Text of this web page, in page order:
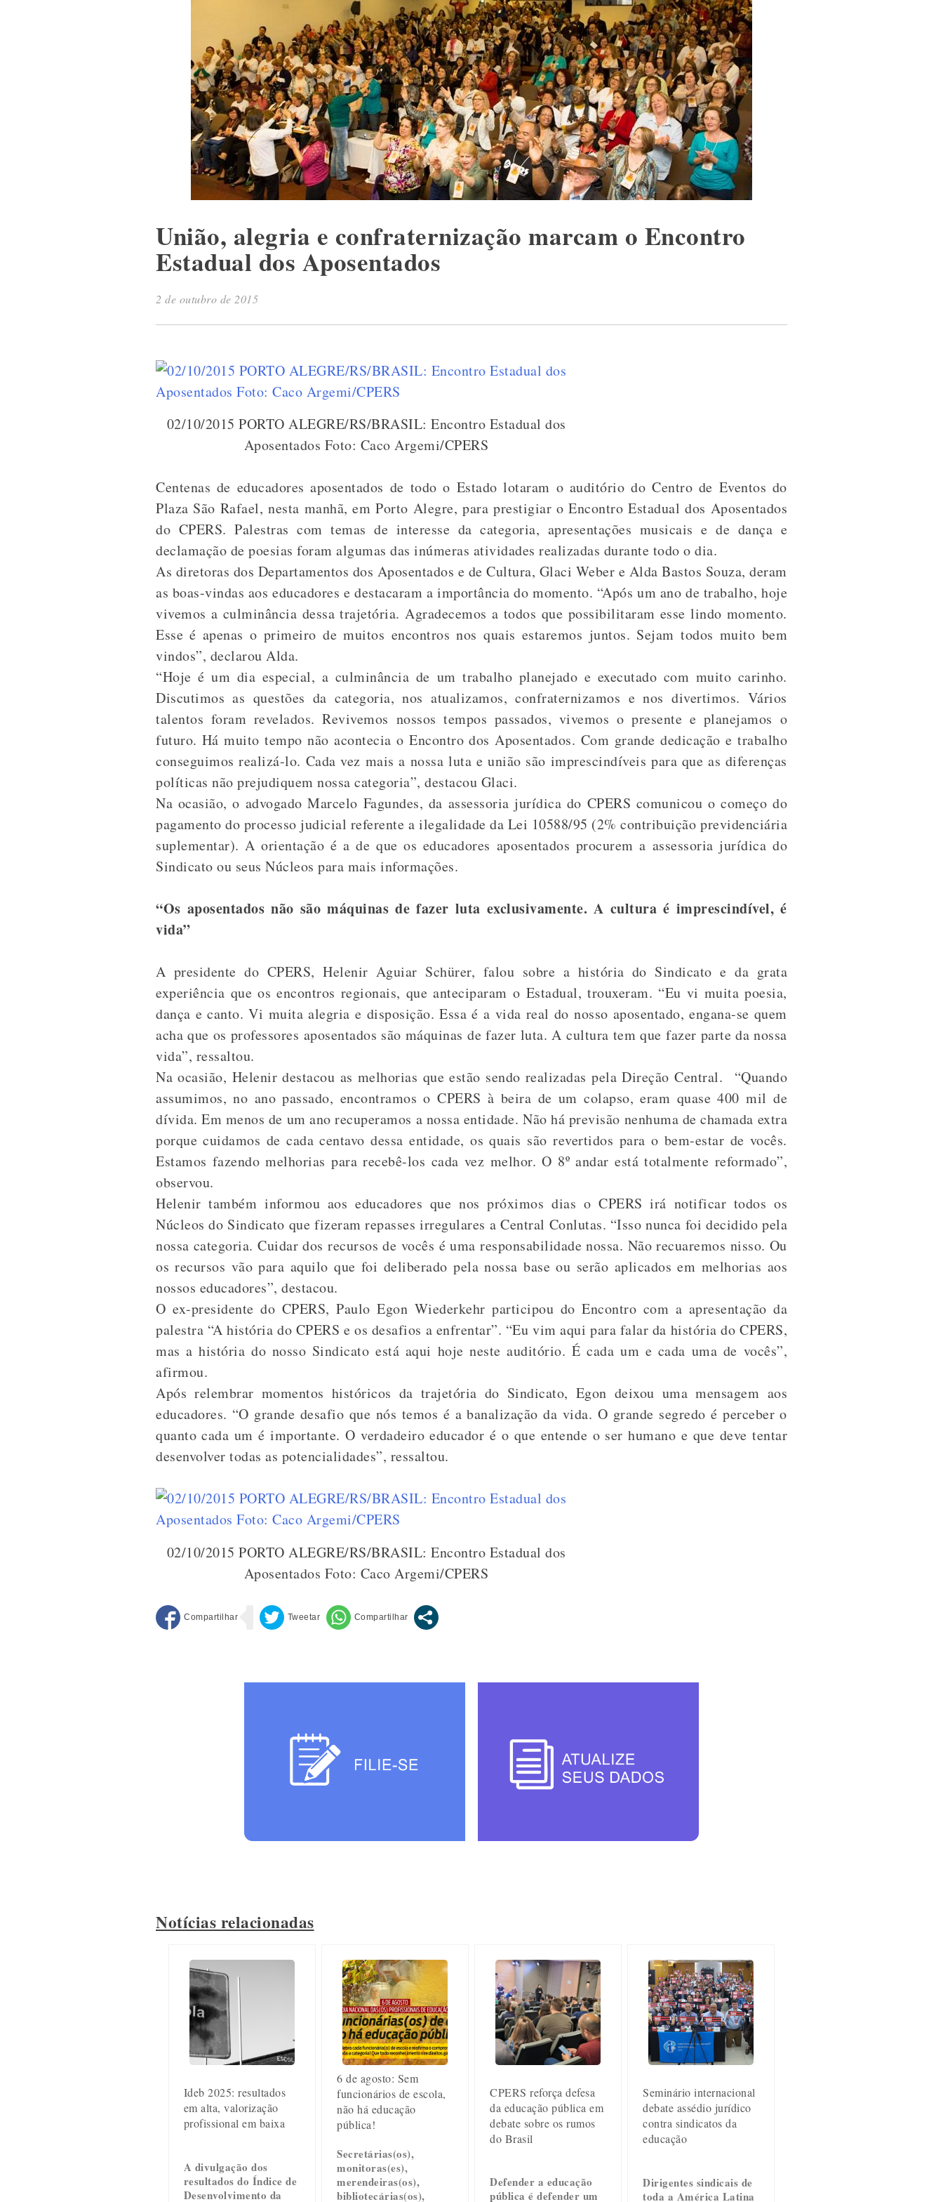
União, alegria e confraternização marcam o Encontro
Estadual dos Aposentados
2 de outubro de 2015
02/10/2015 PORTO ALEGRE/RS/BRASIL: Encontro Estadual dos
Aposentados Foto: Caco Argemi/CPERS
Centenas de educadores aposentados de todo o Estado lotaram o auditório do Centro de Eventos do
Plaza São Rafael, nesta manhã, em Porto Alegre, para prestigiar o Encontro Estadual dos Aposentados
do CPERS. Palestras com temas de interesse da categoria, apresentações musicais e de dança e
declamação de poesias foram algumas das inúmeras atividades realizadas durante todo o dia.
As diretoras dos Departamentos dos Aposentados e de Cultura, Glaci Weber e Alda Bastos Souza, deram
as boas-vindas aos educadores e destacaram a importância do momento. “Após um ano de trabalho, hoje
vivemos a culminância dessa trajetória. Agradecemos a todos que possibilitaram esse lindo momento.
Esse é apenas o primeiro de muitos encontros nos quais estaremos juntos. Sejam todos muito bem
vindos”, declarou Alda.
“Hoje é um dia especial, a culminância de um trabalho planejado e executado com muito carinho.
Discutimos as questões da categoria, nos atualizamos, confraternizamos e nos divertimos. Vários
talentos foram revelados. Revivemos nossos tempos passados, vivemos o presente e planejamos o
futuro. Há muito tempo não acontecia o Encontro dos Aposentados. Com grande dedicação e trabalho
conseguimos realizá-lo. Cada vez mais a nossa luta e união são imprescindíveis para que as diferenças
políticas não prejudiquem nossa categoria”, destacou Glaci.
Na ocasião, o advogado Marcelo Fagundes, da assessoria jurídica do CPERS comunicou o começo do
pagamento do processo judicial referente a ilegalidade da Lei 10588/95 (2% contribuição previdenciária
suplementar). A orientação é a de que os educadores aposentados procurem a assessoria jurídica do
Sindicato ou seus Núcleos para mais informações.
“Os aposentados não são máquinas de fazer luta exclusivamente. A cultura é imprescindível, é
vida”
A presidente do CPERS, Helenir Aguiar Schürer, falou sobre a história do Sindicato e da grata
experiência que os encontros regionais, que anteciparam o Estadual, trouxeram. “Eu vi muita poesia,
dança e canto. Vi muita alegria e disposição. Essa é a vida real do nosso aposentado, engana-se quem
acha que os professores aposentados são máquinas de fazer luta. A cultura tem que fazer parte da nossa
vida”, ressaltou.
Na ocasião, Helenir destacou as melhorias que estão sendo realizadas pela Direção Central. “Quando
assumimos, no ano passado, encontramos o CPERS à beira de um colapso, eram quase 400 mil de
dívida. Em menos de um ano recuperamos a nossa entidade. Não há previsão nenhuma de chamada extra
porque cuidamos de cada centavo dessa entidade, os quais são revertidos para o bem-estar de vocês.
Estamos fazendo melhorias para recebê-los cada vez melhor. O 8º andar está totalmente reformado”,
observou.
Helenir também informou aos educadores que nos próximos dias o CPERS irá notificar todos os
Núcleos do Sindicato que fizeram repasses irregulares a Central Conlutas. “Isso nunca foi decidido pela
nossa categoria. Cuidar dos recursos de vocês é uma responsabilidade nossa. Não recuaremos nisso. Ou
os recursos vão para aquilo que foi deliberado pela nossa base ou serão aplicados em melhorias aos
nossos educadores”, destacou.
O ex-presidente do CPERS, Paulo Egon Wiederkehr participou do Encontro com a apresentação da
palestra “A história do CPERS e os desafios a enfrentar”. “Eu vim aqui para falar da história do CPERS,
mas a história do nosso Sindicato está aqui hoje neste auditório. É cada um e cada uma de vocês”,
afirmou.
Após relembrar momentos históricos da trajetória do Sindicato, Egon deixou uma mensagem aos
educadores. “O grande desafio que nós temos é a banalização da vida. O grande segredo é perceber o
quanto cada um é importante. O verdadeiro educador é o que entende o ser humano e que deve tentar
desenvolver todas as potencialidades”, ressaltou.
02/10/2015 PORTO ALEGRE/RS/BRASIL: Encontro Estadual dos
Aposentados Foto: Caco Argemi/CPERS
Notícias relacionadas
Ideb 2025: resultados
em alta, valorização
profissional em baixa
A divulgação dos
resultados do Índice de
Desenvolvimento da
6 de agosto: Sem
funcionários de escola,
não há educação
pública!
Secretárias(os),
monitoras(es),
merendeiras(os),
bibliotecárias(os),
CPERS reforça defesa
da educação pública em
debate sobre os rumos
do Brasil
Defender a educação
pública é defender um
Seminário internacional
debate assédio jurídico
contra sindicatos da
educação
Dirigentes sindicais de
toda a América Latina